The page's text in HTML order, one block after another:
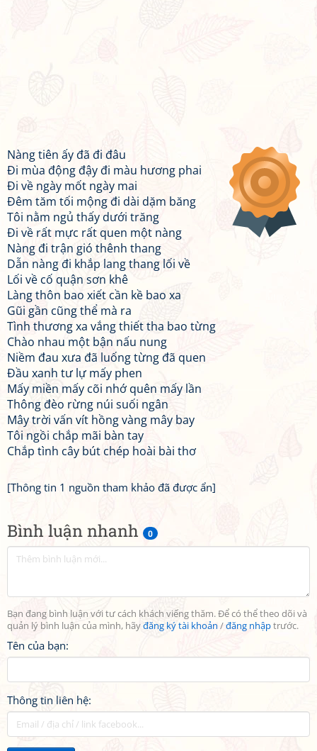
Bình luận nhanh 0
Bạn đang bình luận với tư cách khách viếng thăm. Để có thể theo dõi và
quản lý bình luận của mình, hãyđăng ký tài khoản /đăng nhậptrước.
Tên của bạn:
Thông tin liên hệ:
Nàng tiên ấy đã đi đâu
Đi mùa động đậy đi màu hương phai
Đi về ngày mốt ngày mai
Đêm tăm tối mộng đi dài dặm băng
Tôi nằm ngủ thấy dưới trăng
Đi về rất mực rất quen một nàng
Nàng đi trận gió thênh thang
Dẫn nàng đi khắp lang thang lối về
Lối về cố quận sơn khê
Làng thôn bao xiết cần kề bao xa
Gũi gần cũng thể mà ra
Tình thương xa vắng thiết tha bao từng
Chào nhau một bận nấu nung
Niềm đau xưa đã luống từng đã quen
Đầu xanh tư lự mấy phen
Mấy miền mấy cõi nhớ quên mấy lần
Thông đèo rừng núi suối ngân
Mây trời vấn vít hồng vàng mây bay
Tôi ngồi chắp mãi bàn tay
Chắp tình cây bút chép hoài bài thơ
[Thông tin 1 nguồn tham khảo đã được ẩn]